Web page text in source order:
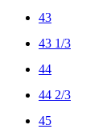
43
43 1/3
44
44 2/3
45